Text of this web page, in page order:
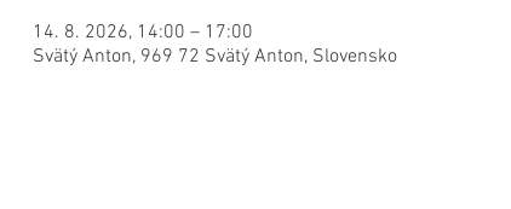
14. 8. 2026, 14:00 – 17:00
Svätý Anton, 969 72 Svätý Anton, Slovensko